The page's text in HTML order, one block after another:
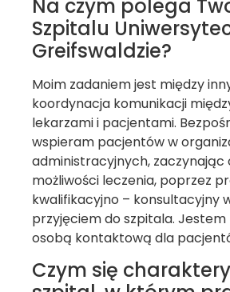
Na czym polega
Szpitalu
Greifswaldzie?
Moim zadaniem jest między
koordynacja komunikacji
lekarzami i pacjentami.
wspieram pacjentów w
administracyjnych,
możliwości leczenia, poprzez
kwalifikacyjno – konsultacyjny
przyjęciem do szpitala.
osobą kontaktową dla
Czym się